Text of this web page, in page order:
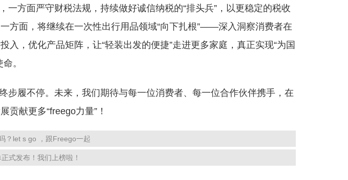
一方面严守财税法规，持续做好诚信纳税的“排头兵”，以更稳定的税收
方面，将继续在一次性出行用品领域“向下扎根”——深入洞察消费者在
入，优化产品矩阵，让“轻装出发的便捷”走进更多家庭，真正实现“为国
。
步履不停。未来，我们期待与每一位消费者、每一位合作伙伴携手，在
贡献更多“freego力量”！
？let s go ，跟Freego一起
式发布！我们上榜啦！